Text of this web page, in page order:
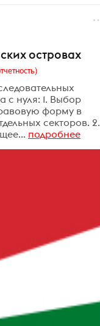
островах
с нуля: 1. Выбор
форму в
секторов. 2.
подробнее